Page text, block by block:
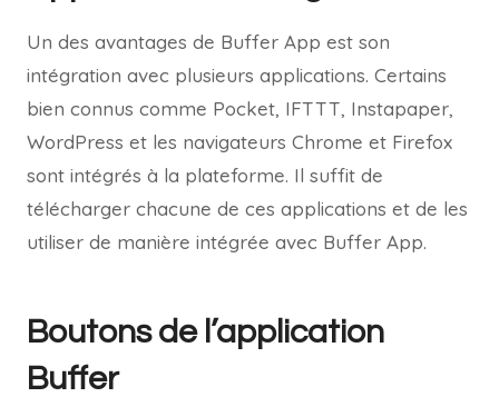
Un des avantages de Buffer App est son
intégration avec plusieurs applications. Certains
bien connus comme Pocket, IFTTT, Instapaper,
WordPress et les navigateurs Chrome et Firefox
sont intégrés à la plateforme. Il suffit de
télécharger chacune de ces applications et de les
utiliser de manière intégrée avec Buffer App.
Boutons de l’application
Buffer